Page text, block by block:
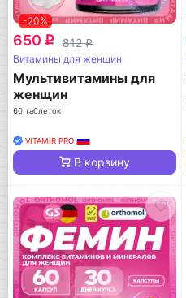
-20%
650 q 812q
Витамины для женщин
Мультивитамины для
женщин
60 таблеток
VITAMIR PRO
В корзину